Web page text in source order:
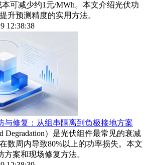
可减少约1元/MWh。本文介绍光伏功
升预测精度的实用方法。
12:38:38
与修复：从组串隔离到负极接地方案
Degradation）是光伏组件最常见的衰减
数周内导致80%以上的功率损失。本文
案和现场修复方法。